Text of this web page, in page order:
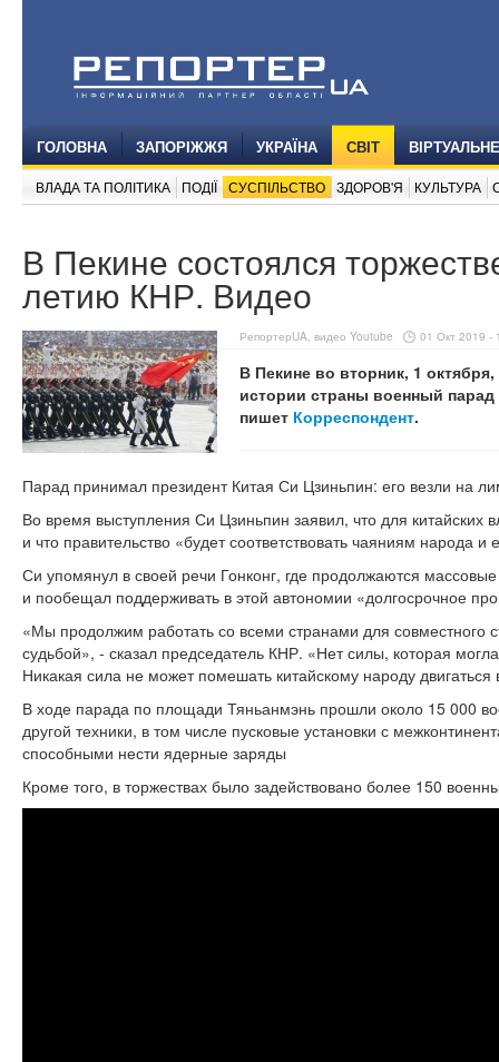
ГОЛОВНА ЗАПОРІЖЖЯ УКРАЇНА СВІТ
ВЛАДА ТА ПОЛІТИКА ПОДІЇ СУСПІЛЬСТВО ЗДОРОВ'Я КУЛЬТУРА
В Пекине состоялся
летию КНР. Видео
РепортерUA, видео Youtube 01 Окт 2019 -
В Пекине во вторник, 1
истории страны военный
пишет Корреспондент.
Парад принимал президент Китая Си Цзиньпин: его везли на
Во время выступления Си Цзиньпин заявил, что для китайских
и что правительство «будет соответствовать чаяниям народа
Си упомянул в своей речи Гонконг, где продолжаются
и пообещал поддерживать в этой автономии «долгосрочное
«Мы продолжим работать со всеми странами для совместного
судьбой», - сказал председатель КНР. «Нет силы, которая
Никакая сила не может помешать китайскому народу
В ходе парада по площади Тяньанмэнь прошли около 15 000
другой техники, в том числе пусковые установки с
способными нести ядерные заряды
Кроме того, в торжествах было задействовано более 150